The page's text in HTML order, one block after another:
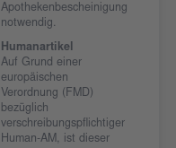
Apothekenbescheinigung
notwendig.
Humanartikel
Auf Grund einer
europäischen
Verordnung (FMD)
bezüglich
verschreibungspflichtiger
Human-AM, ist dieser